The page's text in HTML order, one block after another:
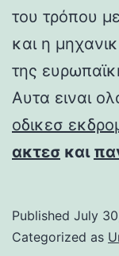
του τρόπου
και η
της
Αυτα ειναι
οδικεσ
ακτεσ και
Published July
Categorized as